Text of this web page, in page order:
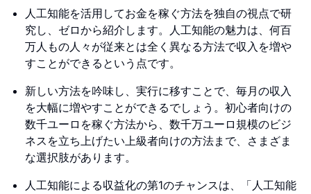
人工知能を活用してお金を稼ぐ方法を独自の視点で研
究し、ゼロから紹介します。人工知能の魅力は、何百
万人もの人々が従来とは全く異なる方法で収入を増や
すことができるという点です。
新しい方法を吟味し、実行に移すことで、毎月の収入
を大幅に増やすことができるでしょう。初心者向けの
数千ユーロを稼ぐ方法から、数千万ユーロ規模のビジ
ネスを立ち上げたい上級者向けの方法まで、さまざま
な選択肢があります。
人工知能による収益化の第1のチャンスは、「人工知能